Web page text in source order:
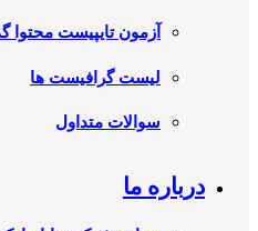
آزمون تایپیست محتوا
لیست گرافیست ها
سوالات متداول
درباره ما